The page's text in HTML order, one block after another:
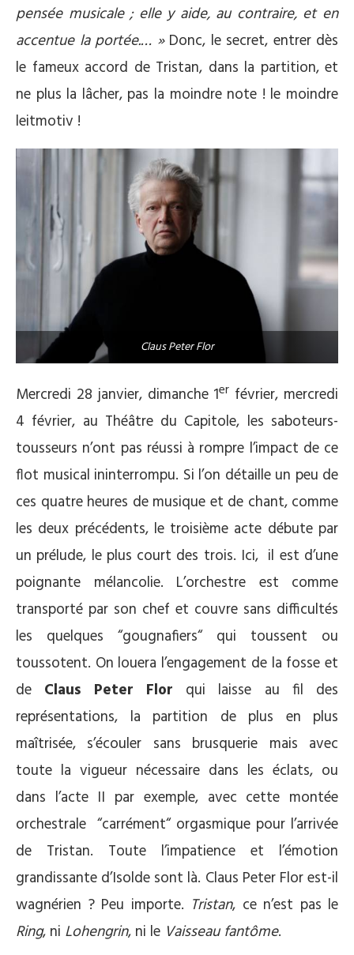
pensée musicale ; elle y aide, au contraire, et en
accentue la portée.… » Donc, le secret, entrer dès
le fameux accord de Tristan, dans la partition, et
ne plus la lâcher, pas la moindre note ! le moindre
leitmotiv !
Claus Peter Flor
Mercredi 28 janvier, dimanche 1er février, mercredi
4 février, au Théâtre du Capitole, les saboteurs-
tousseurs n’ont pas réussi à rompre l’impact de ce
flot musical ininterrompu. Si l’on détaille un peu de
ces quatre heures de musique et de chant, comme
les deux précédents, le troisième acte débute par
un prélude, le plus court des trois. Ici, il est d’une
poignante mélancolie. L’orchestre est comme
transporté par son chef et couvre sans difficultés
les quelques “gougnafiers“ qui toussent ou
toussotent. On louera l’engagement de la fosse et
de Claus Peter Flor qui laisse au fil des
représentations, la partition de plus en plus
maîtrisée, s’écouler sans brusquerie mais avec
toute la vigueur nécessaire dans les éclats, ou
dans l’acte II par exemple, avec cette montée
orchestrale “carrément“ orgasmique pour l’arrivée
de Tristan. Toute l’impatience et l’émotion
grandissante d’Isolde sont là. Claus Peter Flor est-il
wagnérien ? Peu importe. Tristan, ce n’est pas le
Ring, ni Lohengrin, ni le Vaisseau fantôme.